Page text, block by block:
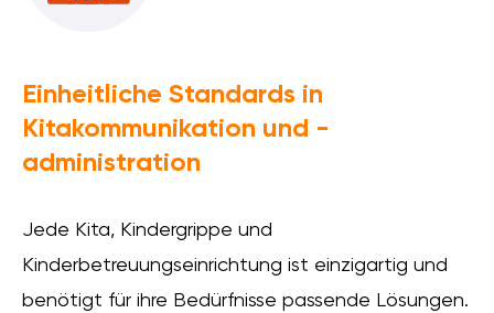
Einheitliche Standards in
Kitakommunikation und -
administration
Jede Kita, Kindergrippe und
Kinderbetreuungseinrichtung ist einzigartig und
benötigt für ihre Bedürfnisse passende Lösungen.